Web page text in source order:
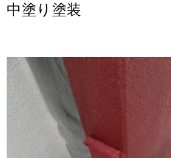
中塗り塗装